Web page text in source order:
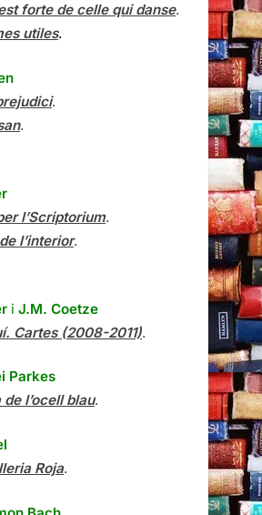
forte de celle qui danse.
utiles.
.
.
l’Scriptorium.
l’interior.
i J.M. Coetze
Cartes (2008-2011).
Parkes
de l’ocell blau.
Roja.